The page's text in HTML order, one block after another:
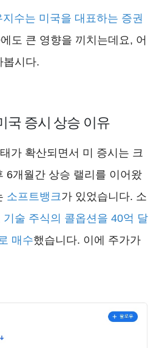
수는 미국을 대표하는 증권
도 큰 영향을 끼치는데요, 어
봅시다.
국 증시 상승 이유
가 확산되면서 미 증시는 크
6개월간 상승 랠리를 이어왔
소프트뱅크가 있었습니다. 소
기술 주식의 콜옵션을 40억 달
매수했습니다. 이에 주가가